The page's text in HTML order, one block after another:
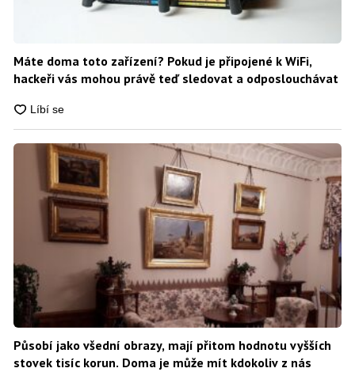
Máte doma toto zařízení? Pokud je připojené k WiFi,
hackeři vás mohou právě teď sledovat a odposlouchávat
Působí jako všední obrazy, mají přitom hodnotu vyšších
stovek tisíc korun. Doma je může mít kdokoliv z nás